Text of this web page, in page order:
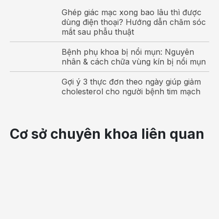
- Do tuần hoàn máu bị trở ngại cũng có thể gây ra huyết
huyết áp, mạch máu có thể gây ra bong nhau thai sớm, vì
vậy bạn nên hết sức cẩn thận.
Ghép giác mạc xong bao lâu thì được
dùng điện thoại? Hướng dẫn chăm sóc
mắt sau phẫu thuật
Bệnh phụ khoa bị nổi mụn: Nguyên
nhân & cách chữa vùng kín bị nổi mụn
Gợi ý 3 thực đơn theo ngày giúp giảm
cholesterol cho người bệnh tim mạch
Cơ sở chuyên khoa liên quan